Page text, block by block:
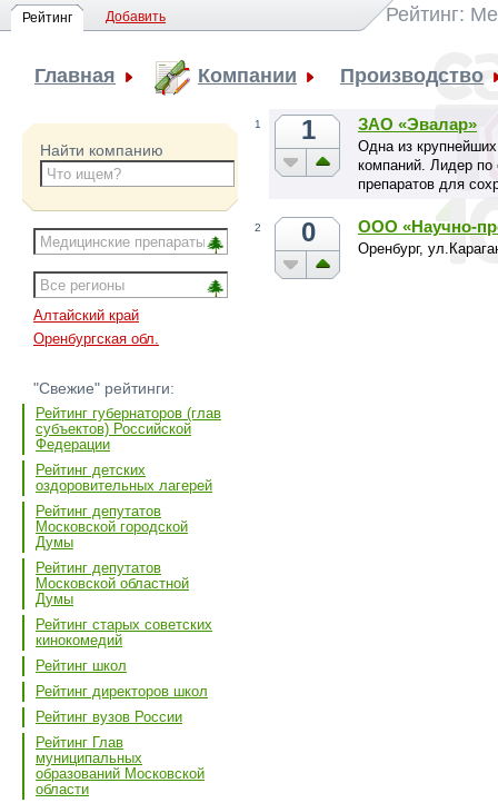
Рейтинг Добавить Рейтинг:
Главная Компании Производство
Найти компанию
Алтайский край
Оренбургская обл.
"Свежие" рейтинги:
Рейтинг губернаторов (глав
субъектов) Российской
Федерации
Рейтинг детских
оздоровительных лагерей
Рейтинг депутатов
Московской городской
Думы
Рейтинг депутатов
Московской областной
Думы
Рейтинг старых советских
кинокомедий
Рейтинг школ
Рейтинг директоров школ
Рейтинг вузов России
Рейтинг Глав
муниципальных
образований Московской
области
1 1 ЗАО «Эвалар»
Одна из
компаний. Лидер по
препаратов для
2 0 ООО «Научно-
Оренбург,